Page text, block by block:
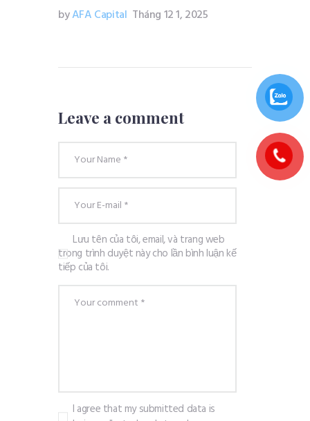
byAFA Capital Tháng 12 1, 2025
Leave a comment
Lưu tên của tôi, email, và trang web
trong trình duyệt này cho lần bình luận kế
tiếp của tôi.
I agree that my submitted data is